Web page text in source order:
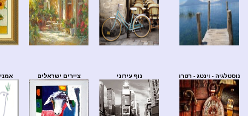
נוסטלגיה - וינטג - רטרו נוף עירוני ציירים ישראלים